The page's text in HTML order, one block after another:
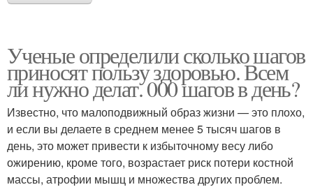
Ученые определили сколько шагов
приносят пользу здоровью. Всем
ли нужно делат. 000 шагов в день?
Известно, что малоподвижный образ жизни — это плохо,
и если вы делаете в среднем менее 5 тысяч шагов в
день, это может привести к избыточному весу либо
ожирению, кроме того, возрастает риск потери костной
массы, атрофии мышц и множества других проблем.